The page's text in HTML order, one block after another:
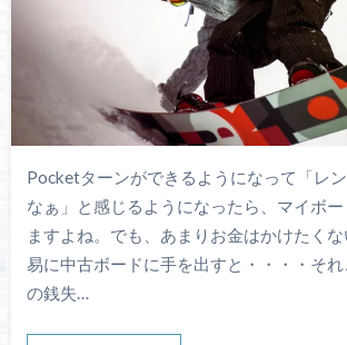
Pocketターンができるようになって「レ
なぁ」と感じるようになったら、マイボ
ますよね。でも、あまりお金はかけたく
易に中古ボードに手を出すと・・・・そ
の銭失…